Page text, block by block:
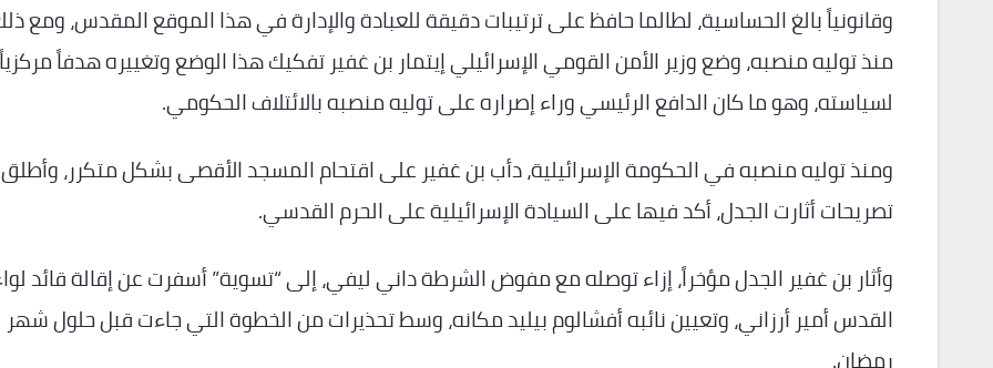
وقانونياً بالغ الحساسية، لطالما حافظ على ترتيبات دقيقة للعبادة والإدارة في هذا الموقع المقدس، ومع
منذ توليه منصبه، وضع وزير الأمن القومي الإسرائيلي إيتمار بن غفير تفكيك هذا الوضع وتغييره هدفاً مركزياً
لسياسته، وهو ما كان الدافع الرئيسي وراء إصراره على توليه منصبه بالائتلاف الحكومي.
ومنذ توليه منصبه في الحكومة الإسرائيلية، دأب بن غفير على اقتحام المسجد الأقصى بشكل متكرر، وأطلق
تصريحات أثارت الجدل، أكد فيها على السيادة الإسرائيلية على الحرم القدسي.
وأثار بن غفير الجدل مؤخراً، إزاء توصله مع مفوض الشرطة داني ليفي، إلى “تسوية” أسفرت عن إقالة قائد
القدس أمير أرزاني، وتعيين نائبه أفشالوم بيليد مكانه، وسط تحذيرات من الخطوة التي جاءت قبل حلول شهر